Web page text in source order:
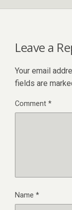
Leave a
Your email
fields are
Comment*
Name *